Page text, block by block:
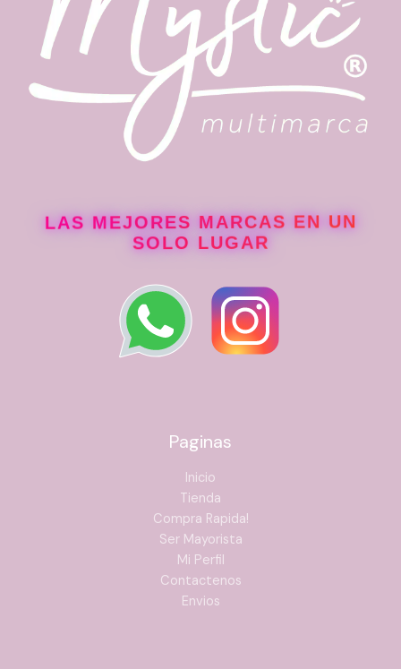
LAS MEJORES MARCAS EN UN
SOLO LUGAR
Paginas
Inicio
Tienda
Compra Rapida!
Ser Mayorista
Mi Perfil
Contactenos
Envios